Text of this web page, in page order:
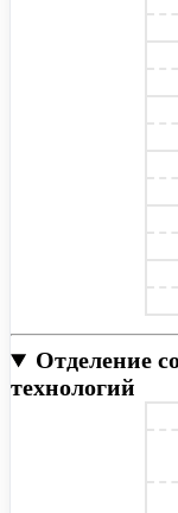
Отделение
технологий